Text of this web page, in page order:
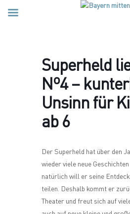
Superheld
Nº4 –
Unsinn für
ab 6
Der Superheld hat über den
wieder viele neue
natürlich will er seine
teilen. Deshalb kommt er
Theater und freut sich auf